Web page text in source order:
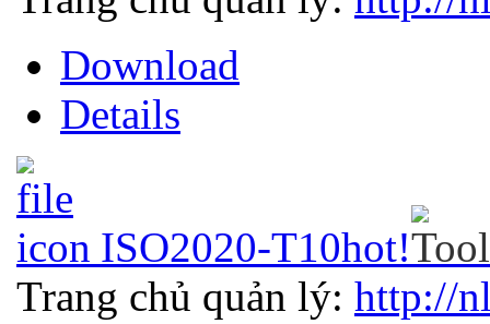
Download
Details
ISO2020-T10hot!
Trang chủ quản lý: http://